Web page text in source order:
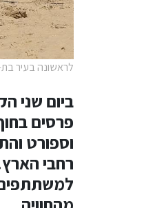
לראשונה בעיר
פרסים
וספורט
רחבי
למשתתפים